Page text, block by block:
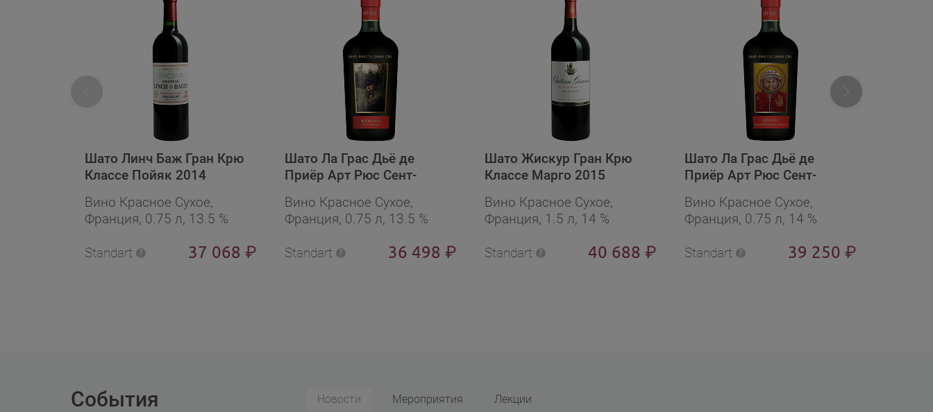
Шато Линч Баж Гран Крю
Классе Пойяк 2014
Вино Красное Сухое,
Франция, 0.75 л, 13.5 %
Standart 37 068 ₽
Шато Ла Грас Дьё де
Приёр Арт Рюс Сент-
(дер.ящ. корх6)
Вино Красное Сухое,
Франция, 0.75 л, 13.5 %
Standart 36 498 ₽
Шато Жискур Гран Крю
Классе Марго 2015
Вино Красное Сухое,
Франция, 1.5 л, 14 %
Standart 40 688 ₽
Шато Ла Грас Дьё де
Приёр Арт Рюс Сент-
(дер.ящ. корх6)
Вино Красное Сухое,
Франция, 0.75 л, 14 %
Standart 39 250 ₽
События Новости Мероприятия Лекции